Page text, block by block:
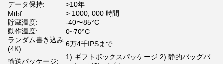
データ保持:
>10年
Mtbf:
> 1000, 000 時間
貯蔵温度:
-40〜85°C
動作温度:
0~70°C
ランダム書き込み
(4K):
6万4千IPSまで
輸送パッケージ:
1) ギフトボックスパッケージ 2) 静的バッグパ